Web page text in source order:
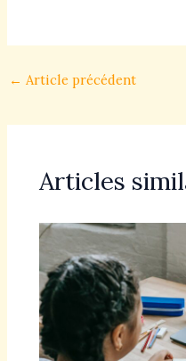
← Article précédent
Articles